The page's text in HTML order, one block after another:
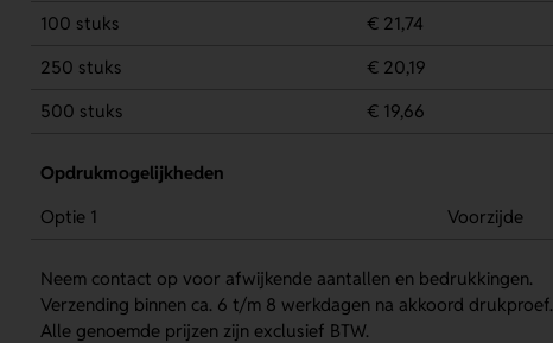
100 stuks
€ 21,74
250 stuks
€ 20,19
500 stuks
€ 19,66
Opdrukmogelijkheden
Optie 1
Voorzijde
Neem contact op voor afwijkende aantallen en bedrukkingen.
Verzending binnen ca. 6 t/m 8 werkdagen na akkoord drukproef.
Alle genoemde prijzen zijn exclusief BTW.